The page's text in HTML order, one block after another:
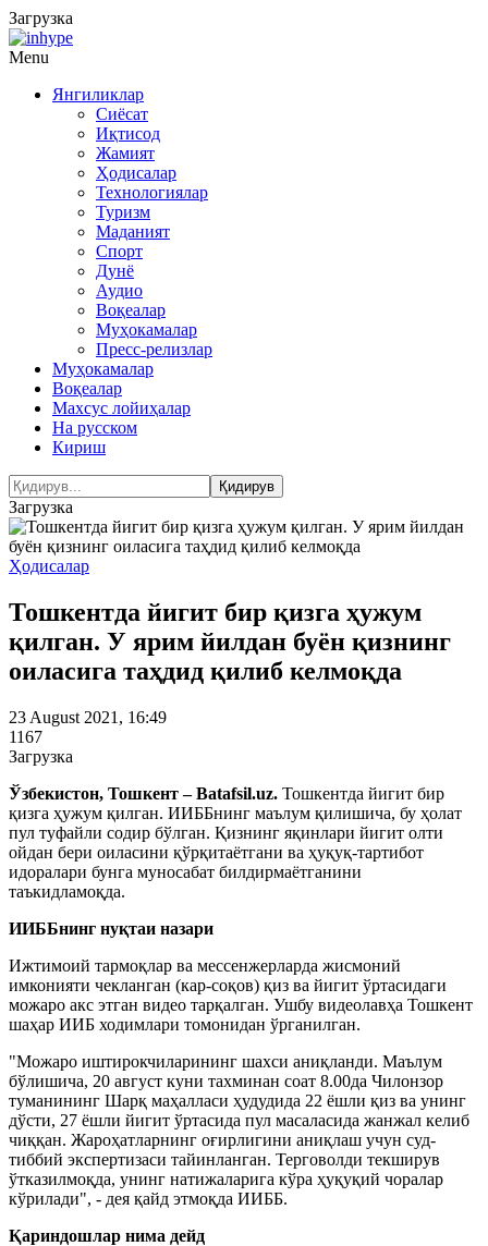
Загрузка
Menu
Янгиликлар
Сиёсат
Иқтисод
Жамият
Ҳодисалар
Технологиялар
Туризм
Маданият
Спорт
Дунё
Аудио
Воқеалар
Муҳокамалар
Пресс-релизлар
Муҳокамалар
Воқеалар
Махсус лойиҳалар
На русском
Кириш
Загрузка
Ҳодисалар
Тошкентда йигит бир қизга ҳужум
қилган. У ярим йилдан буён қизнинг
оиласига таҳдид қилиб келмоқда
23 August 2021, 16:49
1167
Загрузка
Ўзбекистон, Тошкент – Batafsil.uz. Тошкентда йигит бир
қизга ҳужум қилган. ИИББнинг маълум қилишича, бу ҳолат
пул туфайли содир бўлган. Қизнинг яқинлари йигит олти
ойдан бери оиласини қўрқитаётгани ва ҳуқуқ-тартибот
идоралари бунга муносабат билдирмаётганини
таъкидламоқда.
ИИББнинг нуқтаи назари
Ижтимоий тармоқлар ва мессенжерларда жисмоний
имконияти чекланган (кар-соқов) қиз ва йигит ўртасидаги
можаро акс этган видео тарқалган. Ушбу видеолавҳа Тошкент
шаҳар ИИБ ходимлари томонидан ўрганилган.
"Можаро иштирокчиларининг шахси аниқланди. Маълум
бўлишича, 20 август куни тахминан соат 8.00да Чилонзор
туманининг Шарқ маҳалласи ҳудудида 22 ёшли қиз ва унинг
дўсти, 27 ёшли йигит ўртасида пул масаласида жанжал келиб
чиққан. Жароҳатларнинг оғирлигини аниқлаш учун суд-
тиббий экспертизаси тайинланган. Терговолди текширув
ўтказилмоқда, унинг натижаларига кўра ҳуқуқий чоралар
кўрилади", - дея қайд этмоқда ИИББ.
Қариндошлар нима дейд